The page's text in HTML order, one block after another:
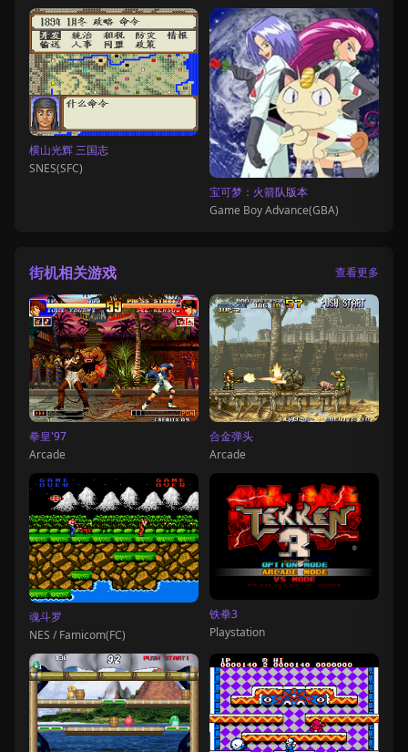
横山光辉 三国志
SNES(SFC)
宝可梦：火箭队版本
Game Boy Advance(GBA)
街机相关游戏 查看更多
拳皇'97
Arcade
合金弹头
Arcade
魂斗罗
NES / Famicom(FC)
铁拳3
Playstation